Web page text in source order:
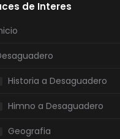
de Interes
Historia a Desaguadero
Himno a Desaguadero
Geografia